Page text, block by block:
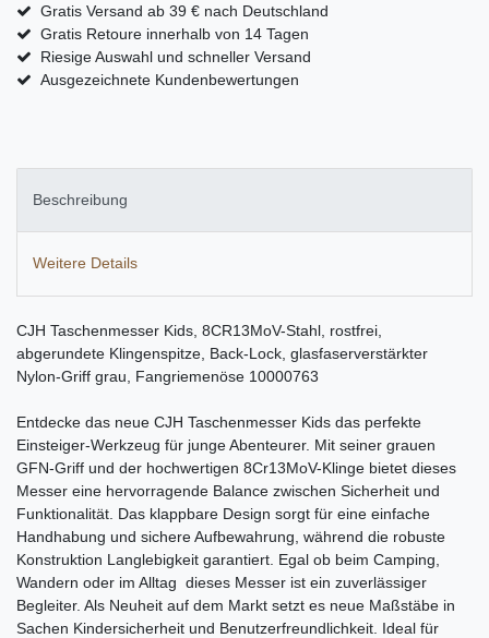
Gratis Versand ab 39 € nach Deutschland
Gratis Retoure innerhalb von 14 Tagen
Riesige Auswahl und schneller Versand
Ausgezeichnete Kundenbewertungen
Beschreibung
Weitere Details
CJH Taschenmesser Kids, 8CR13MoV-Stahl, rostfrei,
abgerundete Klingenspitze, Back-Lock, glasfaserverstärkter
Nylon-Griff grau, Fangriemenöse 10000763
Entdecke das neue CJH Taschenmesser Kids das perfekte
Einsteiger-Werkzeug für junge Abenteurer. Mit seiner grauen
GFN-Griff und der hochwertigen 8Cr13MoV-Klinge bietet dieses
Messer eine hervorragende Balance zwischen Sicherheit und
Funktionalität. Das klappbare Design sorgt für eine einfache
Handhabung und sichere Aufbewahrung, während die robuste
Konstruktion Langlebigkeit garantiert. Egal ob beim Camping,
Wandern oder im Alltag  dieses Messer ist ein zuverlässiger
Begleiter. Als Neuheit auf dem Markt setzt es neue Maßstäbe in
Sachen Kindersicherheit und Benutzerfreundlichkeit. Ideal für